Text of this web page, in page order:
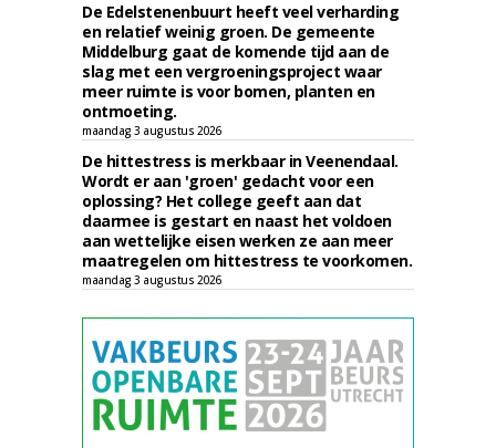
De Edelstenenbuurt heeft veel verharding
en relatief weinig groen. De gemeente
Middelburg gaat de komende tijd aan de
slag met een vergroeningsproject waar
meer ruimte is voor bomen, planten en
ontmoeting.
maandag 3 augustus 2026
De hittestress is merkbaar in Veenendaal.
Wordt er aan 'groen' gedacht voor een
oplossing? Het college geeft aan dat
daarmee is gestart en naast het voldoen
aan wettelijke eisen werken ze aan meer
maatregelen om hittestress te voorkomen.
maandag 3 augustus 2026